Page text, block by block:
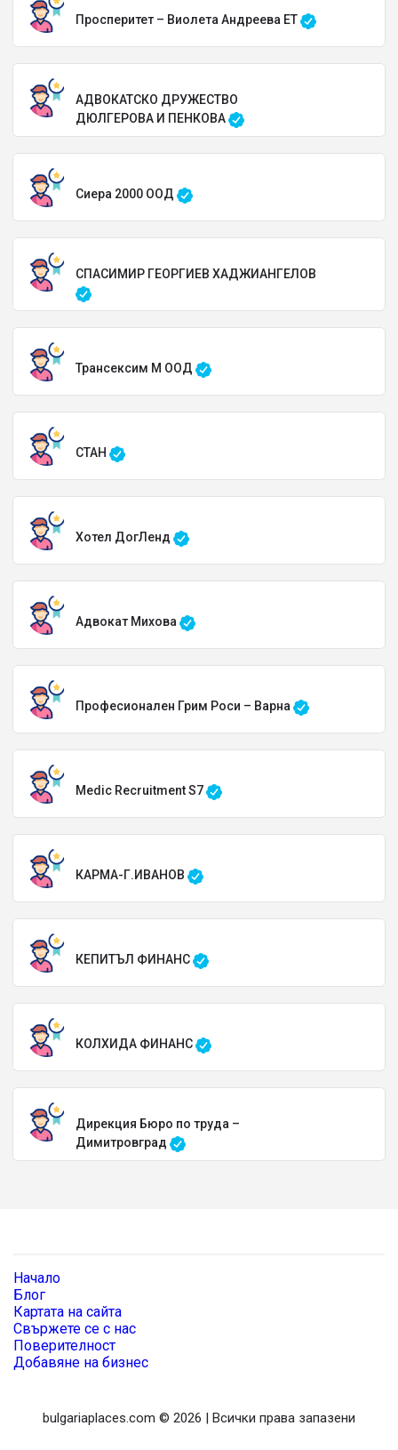
Просперитет – Виолета Андреева ЕТ
АДВОКАТСКО ДРУЖЕСТВО
ДЮЛГЕРОВА И ПЕНКОВА
Сиера 2000 ООД
СПАСИМИР ГЕОРГИЕВ ХАДЖИАНГЕЛОВ
Трансексим М ООД
СТАН
Хотел ДогЛенд
Адвокат Михова
Професионален Грим Роси – Варна
Medic Recruitment S7
КАРМА-Г.ИВАНОВ
КЕПИТЪЛ ФИНАНС
КОЛХИДА ФИНАНС
Дирекция Бюро по труда –
Димитровград
Начало
Блог
Картата на сайта
Свържете се с нас
Поверителност
Добавяне на бизнес
bulgariaplaces.com © 2026 | Всички права запазени